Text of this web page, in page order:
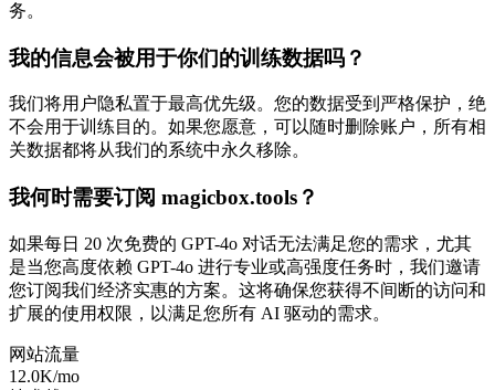
务。
我的信息会被用于你们的训练数据吗？
我们将用户隐私置于最高优先级。您的数据受到严格保护，绝
不会用于训练目的。如果您愿意，可以随时删除账户，所有相
关数据都将从我们的系统中永久移除。
我何时需要订阅 magicbox.tools？
如果每日 20 次免费的 GPT-4o 对话无法满足您的需求，尤其
是当您高度依赖 GPT-4o 进行专业或高强度任务时，我们邀请
您订阅我们经济实惠的方案。这将确保您获得不间断的访问和
扩展的使用权限，以满足您所有 AI 驱动的需求。
网站流量
12.0K/mo